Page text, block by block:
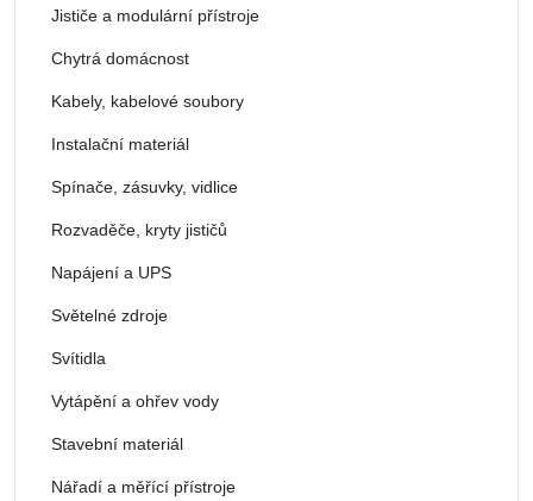
Jističe a modulární přístroje
Chytrá domácnost
Kabely, kabelové soubory
Instalační materiál
Spínače, zásuvky, vidlice
Rozvaděče, kryty jističů
Napájení a UPS
Světelné zdroje
Svítidla
Vytápění a ohřev vody
Stavební materiál
Nářadí a měřící přístroje